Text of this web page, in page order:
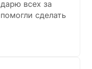
всех за
сделать